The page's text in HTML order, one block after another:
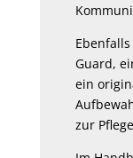
Guard,
ein
zur